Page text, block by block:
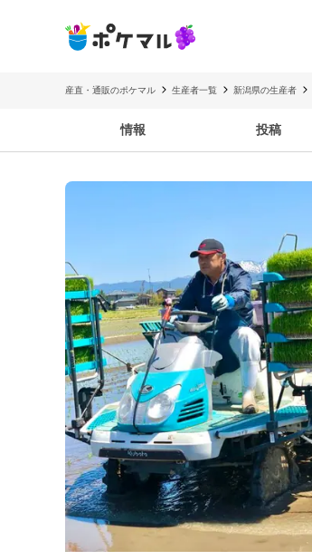
産直・通販のポケマル 生産者一覧 新潟県の生産者
情報 投稿